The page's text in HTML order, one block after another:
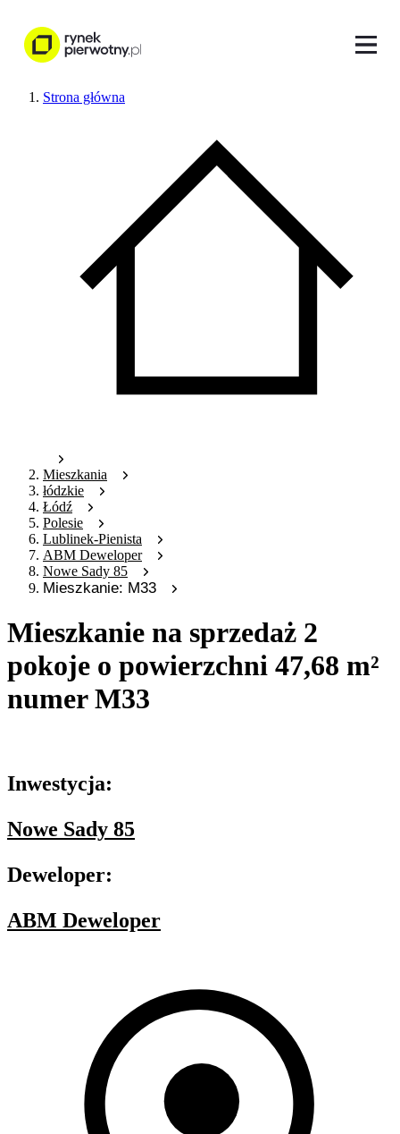
Strona główna
Mieszkania
łódzkie
Łódź
Polesie
Lublinek-Pienista
ABM Deweloper
Nowe Sady 85
Mieszkanie: M33
Mieszkanie na sprzedaż 2
pokoje o powierzchni 47,68 m²
numer M33
Inwestycja:
Nowe Sady 85
Deweloper:
ABM Deweloper